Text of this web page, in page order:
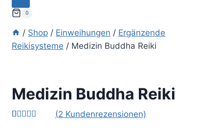
0
/ Shop / Einweihungen / Ergänzende
Reikisysteme / Medizin Buddha Reiki
Medizin Buddha Reiki
(2 Kundenrezensionen)